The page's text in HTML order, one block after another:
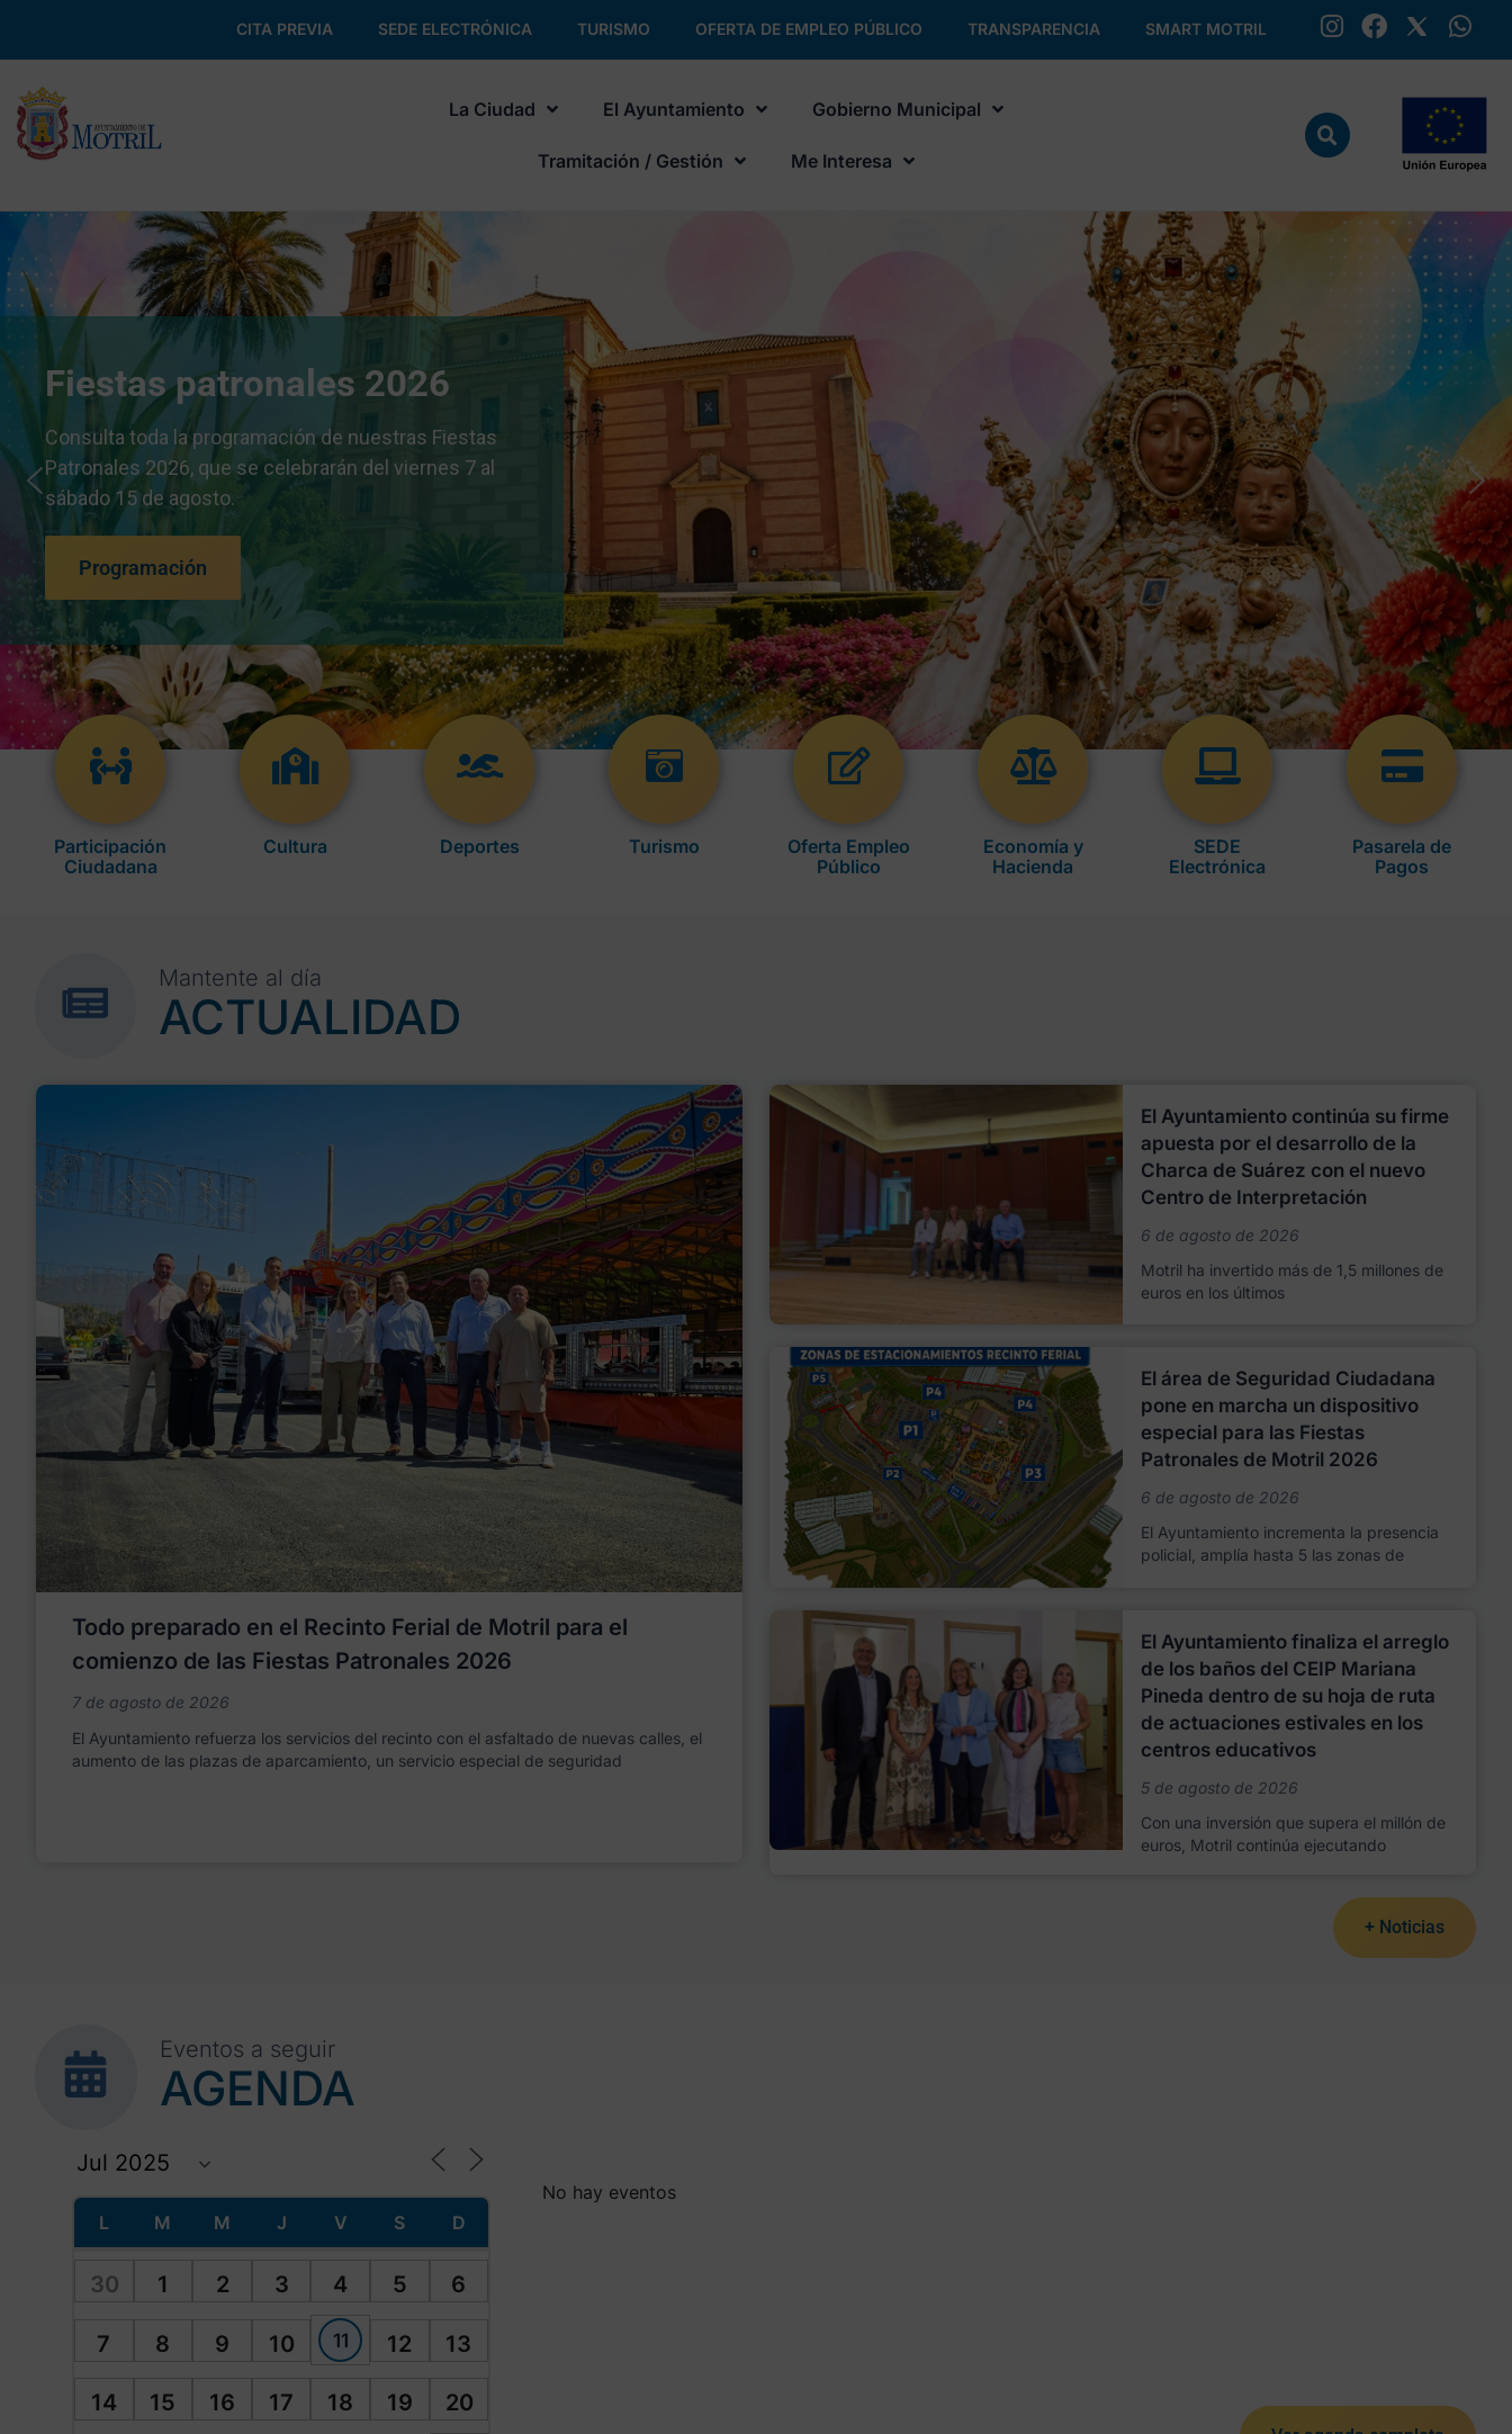
CITA PREVIA SEDE ELECTRÓNICA TURISMO OFERTA DE EMPLEO PÚBLICO TRANSPARENCIA SMART MOTRIL
La Ciudad El Ayuntamiento Gobierno Municipal
Tramitación / Gestión Me Interesa
Fiestas patronales 2026
Consulta toda la programación de nuestras Fiestas
Patronales 2026, que se celebrarán del viernes 7 al
sábado 15 de agosto.
Programación
Participación
Ciudadana
Cultura Deportes Turismo
Oferta Empleo
Público
Economía y
Hacienda
SEDE
Electrónica
Pasarela de
Pagos
Mantente al día
ACTUALIDAD
Todo preparado en el Recinto Ferial de Motril para el
comienzo de las Fiestas Patronales 2026
7 de agosto de 2026
El Ayuntamiento refuerza los servicios del recinto con el asfaltado de nuevas calles, el
aumento de las plazas de aparcamiento, un servicio especial de seguridad
El Ayuntamiento continúa su firme
apuesta por el desarrollo de la
Charca de Suárez con el nuevo
Centro de Interpretación
6 de agosto de 2026
Motril ha invertido más de 1,5 millones de
euros en los últimos
El área de Seguridad Ciudadana
pone en marcha un dispositivo
especial para las Fiestas
Patronales de Motril 2026
6 de agosto de 2026
El Ayuntamiento incrementa la presencia
policial, amplía hasta 5 las zonas de
El Ayuntamiento finaliza el arreglo
de los baños del CEIP Mariana
Pineda dentro de su hoja de ruta
de actuaciones estivales en los
centros educativos
5 de agosto de 2026
Con una inversión que supera el millón de
euros, Motril continúa ejecutando
+ Noticias
Eventos a seguir
AGENDA
L M M J V S D
30 1 2 3 4 5 6
7 8 9 10 11 12 13
14 15 16 17 18 19 20
No hay eventos